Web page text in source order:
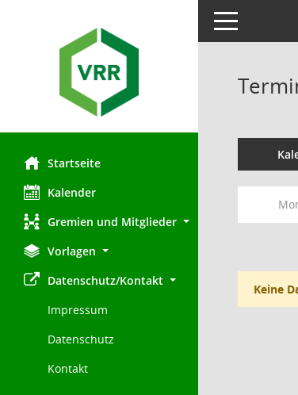
Startseite
Kalender
Gremien und Mitglieder
Vorlagen
Datenschutz/Kontakt
Impressum
Datenschutz
Kontakt
Toggle
Keine